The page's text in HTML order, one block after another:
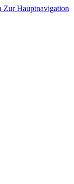
Zur Hauptnavigation